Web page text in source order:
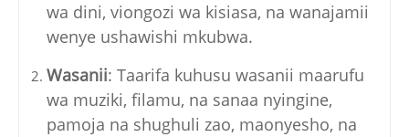
wa dini, viongozi wa kisiasa, na wanajamii
wenye ushawishi mkubwa.
Wasanii: Taarifa kuhusu wasanii maarufu
wa muziki, filamu, na sanaa nyingine,
pamoja na shughuli zao, maonyesho, na